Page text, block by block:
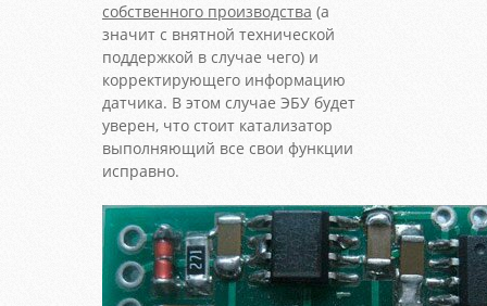
собственного производства (а
значит с внятной технической
поддержкой в случае чего) и
корректирующего информацию
датчика. В этом случае ЭБУ будет
уверен, что стоит катализатор
выполняющий все свои функции
исправно.